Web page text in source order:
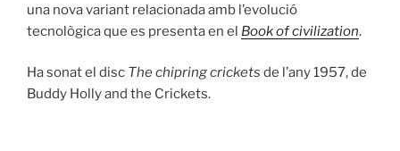
una nova variant relacionada amb l’evolució
tecnològica que es presenta en el Book of civilization.
Ha sonat el disc The chipring crickets de l’any 1957, de
Buddy Holly and the Crickets.